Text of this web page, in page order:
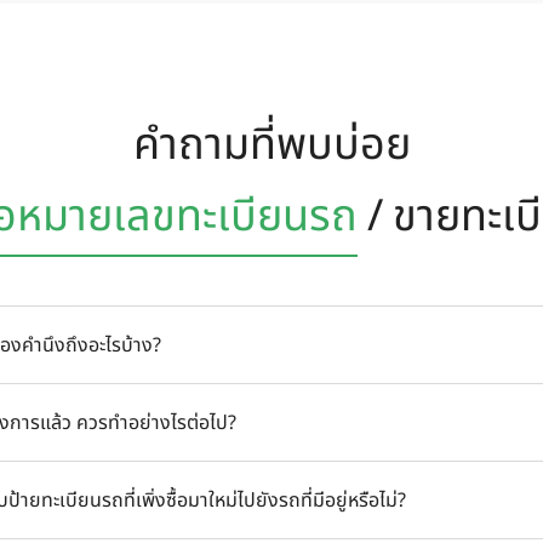
คำถามที่พบบ่อย
มายเลขทะเบียนรถ /ขายทะเ
งคำนึงถึงอะไรบ้าง?
รถที่คุณต้องการก่อนซื้อรถยนต์ มิฉะนั้นกรมขนส่งจะดำเนินการเลือก
ารแล้ว ควรทำอย่างไรต่อไป?
นทีมงานของเราจะติดต่อกลับหาคุณภายใน 24 ชั่วโมง เพื่อยืนยันข้อ
ยทะเบียนรถที่เพิ่งซื้อมาใหม่ไปยังรถที่มีอยู่หรือไม่?